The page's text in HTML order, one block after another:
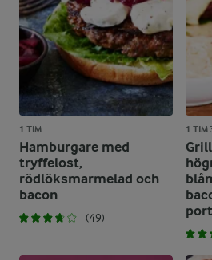
1 TIM
Hamburgare med
tryffelost,
rödlöksmarmelad och
bacon
(49)
1 TIM